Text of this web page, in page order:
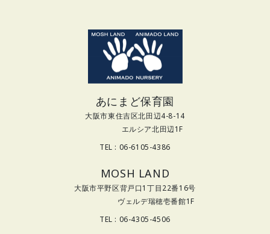
あにまど保育園
大阪市東住吉区北田辺4-8-14
エルシア北田辺1F
TEL : 06-6105-4386
MOSH LAND
大阪市平野区背戸口1丁目22番16号
ヴェルデ瑞穂壱番館1F
TEL : 06-4305-4506